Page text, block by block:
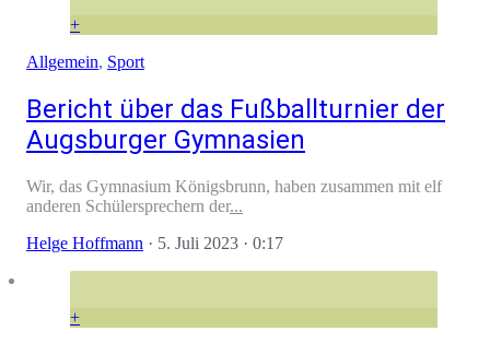
+
Allgemein, Sport
Bericht über das Fußballturnier der
Augsburger Gymnasien
Wir, das Gymnasium Königsbrunn, haben zusammen mit elf
anderen Schülersprechern der...
Helge Hoffmann · 5. Juli 2023 · 0:17
+